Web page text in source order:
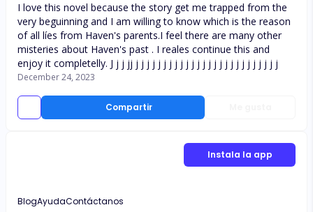
Compartir
I love this novel because the story get me trapped from the
very beguinning and I am willing to know which is the reason
of all líes from Haven's parents.I feel there are many other
misteries about Haven's past . I reales continue this and
enjoy it completelly. J j j jj j j j j j j j j j j j j j j j j j j j j j j j j j j
December 24, 2023
Instala la app
BlogAyudaContáctanos